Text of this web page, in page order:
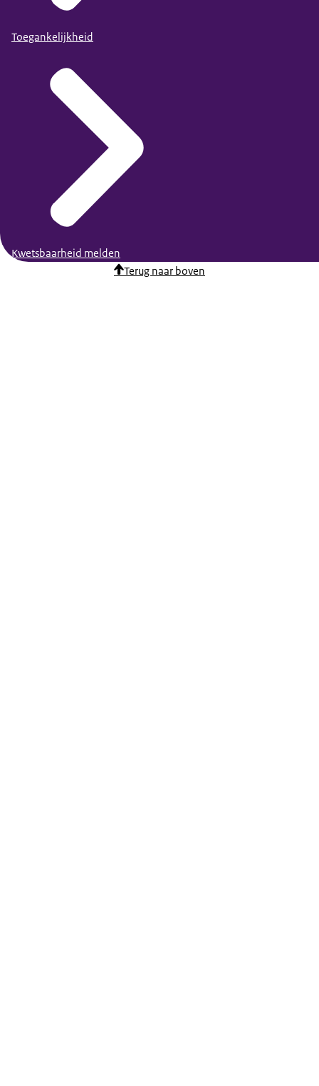
Toegankelijkheid
Kwetsbaarheid melden
Terug naar boven